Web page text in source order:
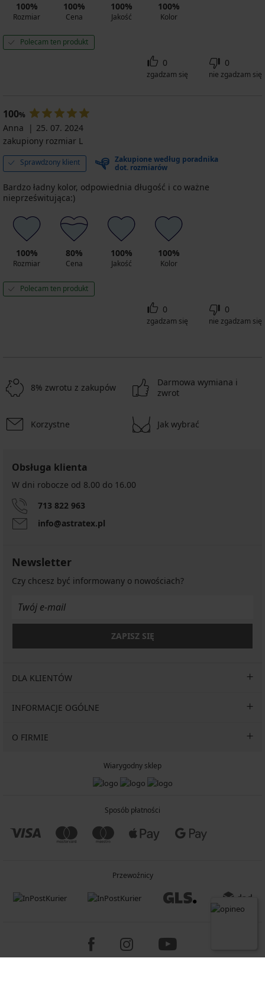
100%
Rozmiar
100%
Cena
100%
Jakość
100%
Kolor
Polecam ten produkt
0
zgadzam się
0
nie zgadzam się
100%
Anna
25. 07. 2024
zakupiony rozmiar L
Sprawdzony klient
Zakupione według poradnika
dot. rozmiarów
Bardzo ładny kolor, odpowiednia długość i co ważne
nieprześwitująca:)
100%
Rozmiar
80%
Cena
100%
Jakość
100%
Kolor
Polecam ten produkt
0
zgadzam się
0
nie zgadzam się
8% zwrotu z zakupów
Darmowa wymiana i
zwrot
Korzystne Jak wybrać
Obsługa klienta
W dni robocze od 8.00 do 16.00
713 822 963
info@astratex.pl
Newsletter
Czy chcesz być informowany o nowościach?
ZAPISZ SIĘ
DLA KLIENTÓW
INFORMACJE OGÓLNE
O FIRMIE
Wiarygodny sklep
Sposób płatności
Przewoźnicy